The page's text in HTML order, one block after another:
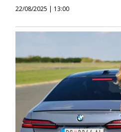
22/08/2025 | 13:00